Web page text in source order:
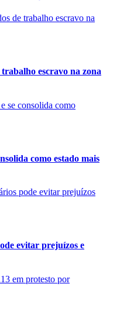
escravo na zona
como estado mais
evitar prejuízos e